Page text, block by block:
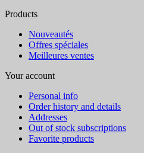
Products
Nouveautés
Offres spéciales
Meilleures ventes
Your account
Personal info
Order history and details
Addresses
Out of stock subscriptions
Favorite products